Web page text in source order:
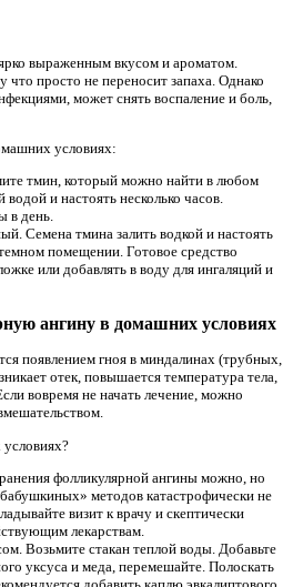
выраженным вкусом и ароматом.
просто не переносит запаха. Однако
может снять воспаление и боль,
условиях:
тмин, который можно найти в любом
водой и настоять несколько часов.
в день.
Семена тмина залить водкой и настоять
помещении. Готовое средство
или добавлять в воду для ингаляций и
ангину в домашних условиях
появлением гноя в миндалинах (трубных,
отек, повышается температура тела,
вовремя не начать лечение, можно
фолликулярной ангины можно, но
методов катастрофически не
визит к врачу и скептически
лекарствам.
Возьмите стакан теплой воды. Добавьте
уксуса и меда, перемешайте. Полоскать